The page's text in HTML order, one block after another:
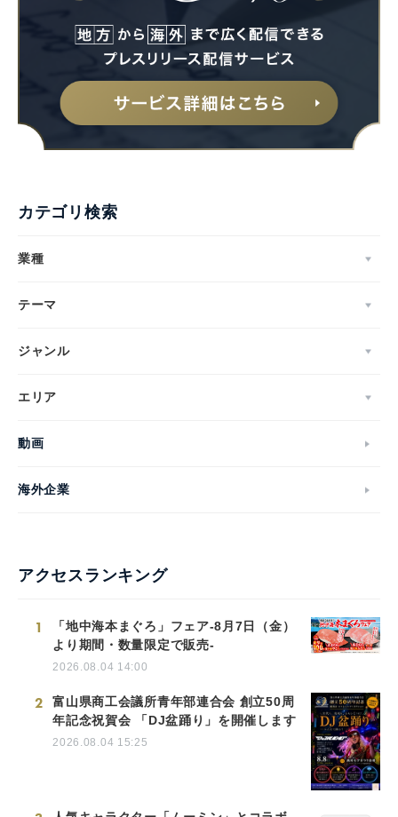
カテゴリ検索
業種
テーマ
ジャンル
エリア
動画
海外企業
アクセスランキング
1
「地中海本まぐろ」フェア-8月7日（金）
より期間・数量限定で販売-
2026.08.04 14:00
2
富山県商工会議所青年部連合会 創立50周
年記念祝賀会 「DJ盆踊り」を開催します
2026.08.04 15:25